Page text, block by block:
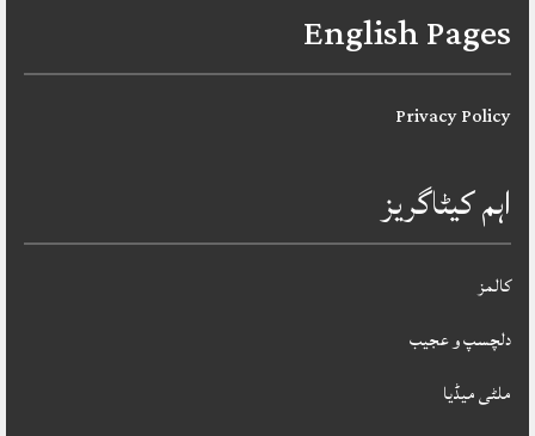
English Pages
Privacy Policy
اہم کیٹاگریز
کالمز
دلچسپ و عجیب
ملٹی میڈیا